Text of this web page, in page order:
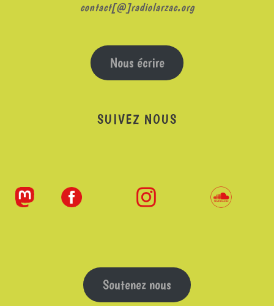
contact[@]radiolarzac.org
Nous écrire
SUIVEZ NOUS
Soutenez nous